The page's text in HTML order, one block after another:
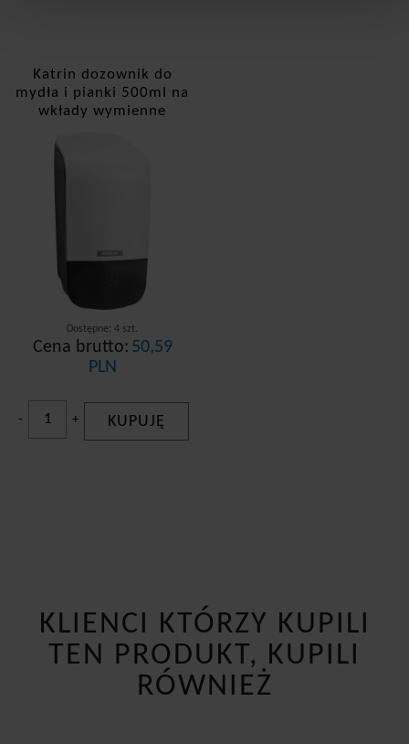
Katrin dozownik do
mydła i pianki 500ml na
wkłady wymienne
Dostępne: 4 szt.
Cena brutto: 50,59
PLN
- + KUPUJĘ
KLIENCI KTÓRZY KUPILI
TEN PRODUKT, KUPILI
RÓWNIEŻ